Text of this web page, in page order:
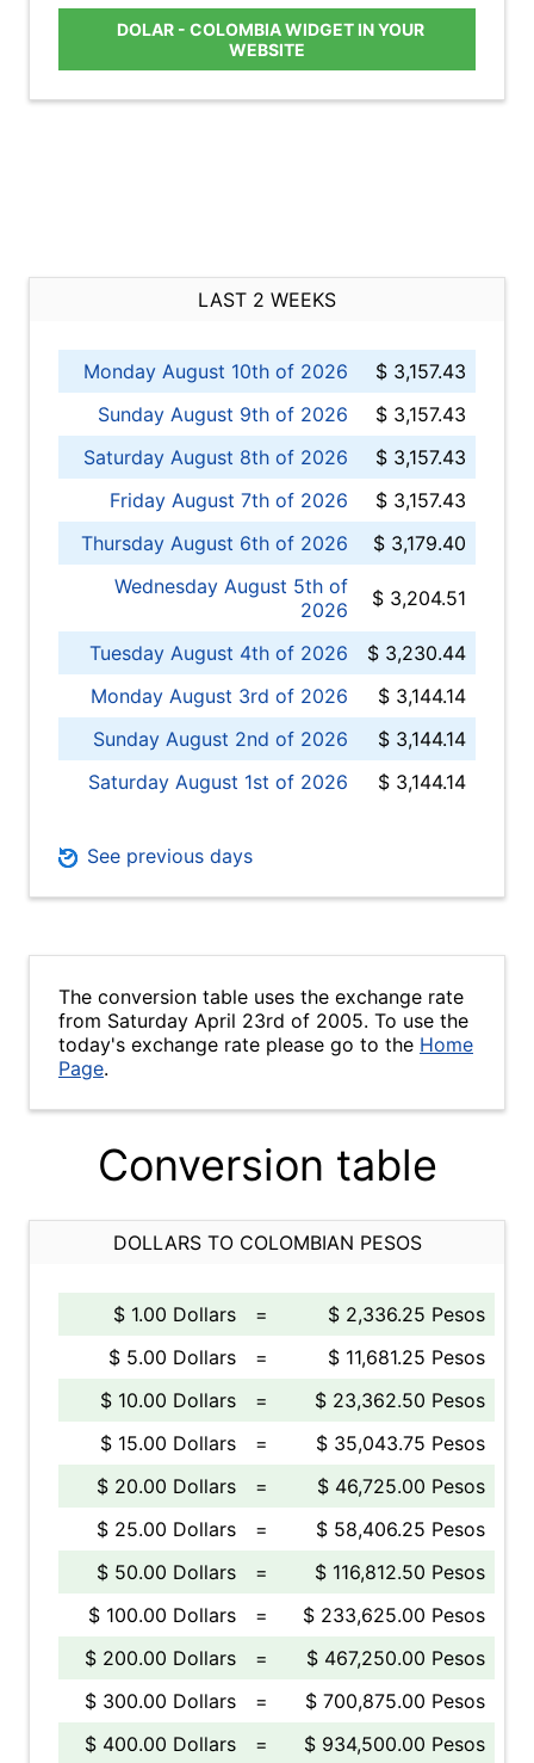
DOLAR - COLOMBIA WIDGET IN YOUR
WEBSITE
LAST 2 WEEKS
Monday August 10th of 2026
$ 3,157.43
Sunday August 9th of 2026
$ 3,157.43
Saturday August 8th of 2026
$ 3,157.43
Friday August 7th of 2026
$ 3,157.43
Thursday August 6th of 2026
$ 3,179.40
Wednesday August 5th of
2026
$ 3,204.51
Tuesday August 4th of 2026
$ 3,230.44
Monday August 3rd of 2026
$ 3,144.14
Sunday August 2nd of 2026
$ 3,144.14
Saturday August 1st of 2026
$ 3,144.14
See previous days
The conversion table uses the exchange rate
from Saturday April 23rd of 2005. To use the
today's exchange rate please go to the Home
Page.
Conversion table
DOLLARS TO COLOMBIAN PESOS
$ 1.00 Dollars =
$ 2,336.25 Pesos
$ 5.00 Dollars
=
$ 11,681.25 Pesos
$ 10.00 Dollars
=
$ 23,362.50 Pesos
$ 15.00 Dollars
=
$ 35,043.75 Pesos
$ 20.00 Dollars
=
$ 46,725.00 Pesos
$ 25.00 Dollars
=
$ 58,406.25 Pesos
$ 50.00 Dollars
=
$ 116,812.50 Pesos
$ 100.00 Dollars
=
$ 233,625.00 Pesos
$ 200.00 Dollars
=
$ 467,250.00 Pesos
$ 300.00 Dollars
=
$ 700,875.00 Pesos
$ 400.00 Dollars
=
$ 934,500.00 Pesos